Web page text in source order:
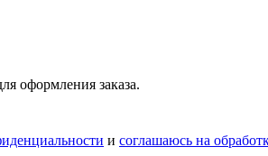
оформления заказа.
и соглашаюсь на